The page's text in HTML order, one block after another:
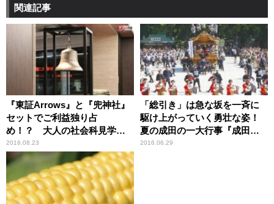
関連記事
『東証Arrows』と『兜神社』
セットでご利益独り占
め！？ 大人の社会科見学
【ひろたみゆ紀・空を仰い
で】
2016.08.23
「総引き」は急な坂を一斉に
駆け上がっていく勇壮な姿！
夏の成田の一大行事『成田祇
園祭』【ハロー千葉】
2016.06.29